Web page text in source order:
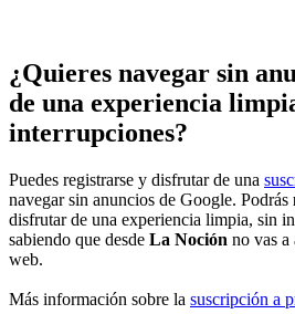
¿Quieres navegar sin
de una experiencia
interrupciones?
Puedes registrarse y disfrutar de una
navegar sin anuncios de Google. Podrás
disfrutar de una experiencia limpia, sin
sabiendo que desde La Noción no vas a
web.
Más información sobre la suscripción a